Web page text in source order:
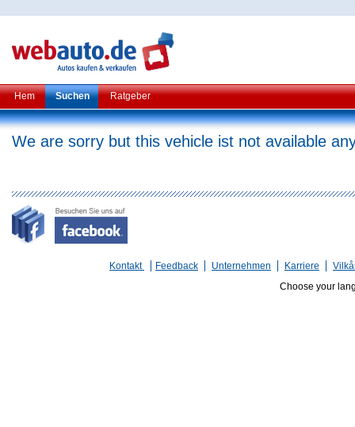
Hem Suchen Ratgeber
We are sorry but this vehicle ist not available
Kontakt Feedback Unternehmen Karriere
Choose your